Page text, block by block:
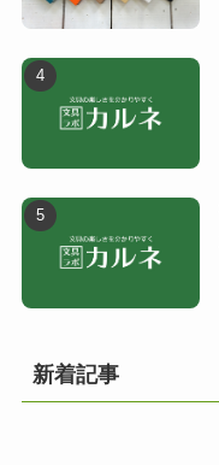
新着記事